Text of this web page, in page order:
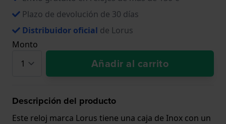
Plazo de devolución de 30 días
Distribuidor oficial de Lorus
Monto
Añadir al carrito
Descripción del producto
Este reloj marca Lorus tiene una caja de Inox con un